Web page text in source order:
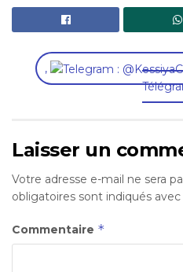
,
Laisser un
Votre adresse e-mail ne sera
obligatoires sont indiqués avec
Commentaire *